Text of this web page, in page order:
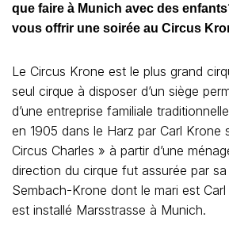
que faire à Munich avec des
vous offrir une soirée au Circus
Le Circus Krone est le plus grand
seul cirque à disposer d’un siège
d’une entreprise familiale
en 1905 dans le Harz par Carl Krone
Circus Charles » à partir d’une
direction du cirque fut assurée par sa
Sembach-Krone dont le mari est
est installé Marsstrasse à Munich.